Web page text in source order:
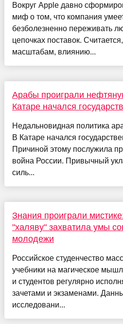
Вокруг Apple давно
миф о том, что компания
безболезненно переживать
цепочках поставок.
масштабам, влиянию...
Арабы проиграли
Катаре начался
Недальновидная политика
В Катаре начался
Причиной этому послужила
война России. Привычный
силь...
Знания проиграли
"халяву" захватила умы
молодежи
Российское студенчество
учебники на магическое
и студентов регулярно
зачетами и экзаменами.
исследовани...